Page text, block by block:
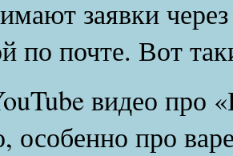
заявки
по почте. Вот
видео про
особенно про